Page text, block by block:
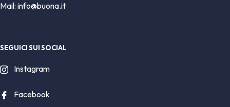
Mail: info@buona.it
SEGUICI SUI SOCIAL
Instagram
Facebook